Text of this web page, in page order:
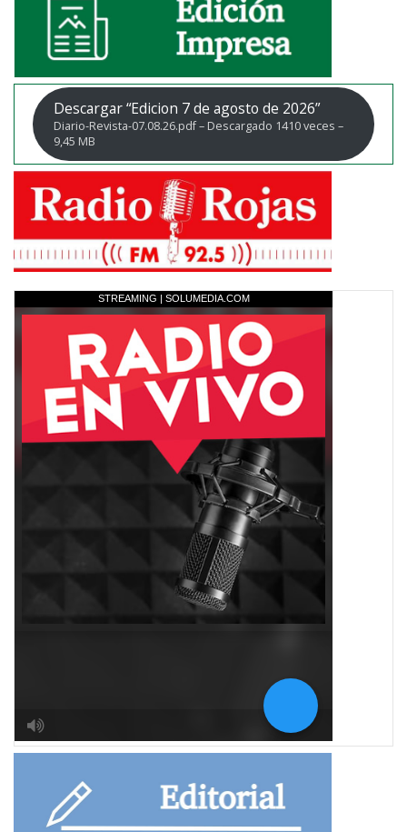
Descargar “Edicion 7 de agosto de 2026”
Diario-Revista-07.08.26.pdf – Descargado 1410 veces –
9,45 MB